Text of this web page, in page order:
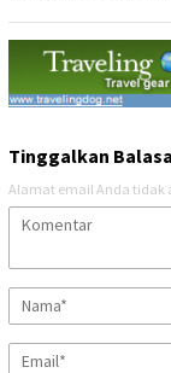
Tinggalkan
Alamat email Anda tidak